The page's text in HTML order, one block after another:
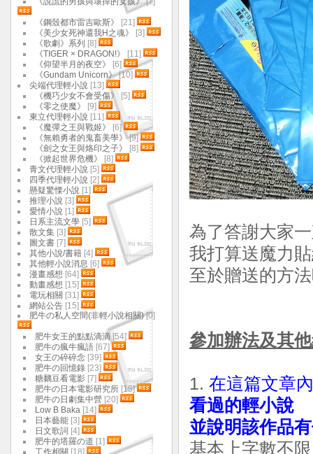
為了答謝大家
我打算送魔力
至於贈送的方
參加辦法及其
1. 在這篇文章
看過的輕小說
並說明該作品
基本上字數不
《鋼殼都市雷吉歐斯》
[21]
《美少女死神還我H之魂》
[3]
《歌劇》系列 [8]
《TIGER × DRAGON!》
[11]
《仰望半月的夜空》
[6]
《Gundam Unicorn》[10]
尖端代理輕小說 [13]
《機巧少女不會受傷》
[5]
《零之使魔》
[9]
東立代理輕小說 [11]
《魔彈之王與戰姬》
[6]
《無賴勇者的鬼畜美學》[9]
《劍之女王與烙印之子》
[8]
《掀起世界危機》
[8]
青文代理輕小說 [5]
四季代理輕小說 [2]
懸疑驚慄小說 [1]
推理小說 [3]
愛情小說 [1]
日系主流文學 [5]
散文集 [3]
圖文書 [7]
其他小說/書籍 [4]
其他輕小說消息 [6]
漫畫感想 [64]
動畫感想 [15]
電玩相關 [31]
網站公告 [15]
肥牛の私人空間(非輕小說相關)[0]
肥牛女王的點點滴滴[54]
肥牛の瘋牛瘋語 [67]
女王の碎碎念 [39]
肥牛の回憶錄 [23]
糖黐豆看電影 [7]
肥牛の日本電影研究所 [15]
肥牛の日劇集中營 [20]
Low B Baka [14]
日本藝能 [3]
日文歌詞 [4]
肥牛的塔羅の道 [1]
工作相關 [18]